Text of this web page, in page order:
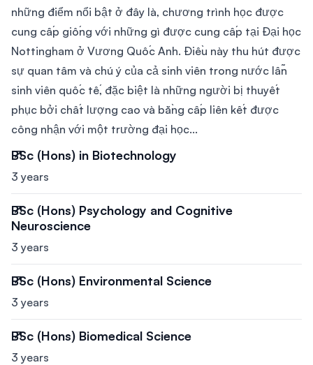
những điểm nổi bật ở đây là, chương trình học được
cung cấp giống với những gì được cung cấp tại Đại học
Nottingham ở Vương Quốc Anh. Điều này thu hút được
sự quan tâm và chú ý của cả sinh viên trong nước lẫn
sinh viên quốc tế, đặc biệt là những người bị thuyết
phục bởi chất lượng cao và bằng cấp liên kết được
công nhận với một trường đại học...
BSc (Hons) in Biotechnology
3 years
BSc (Hons) Psychology and Cognitive
Neuroscience
3 years
BSc (Hons) Environmental Science
3 years
BSc (Hons) Biomedical Science
3 years